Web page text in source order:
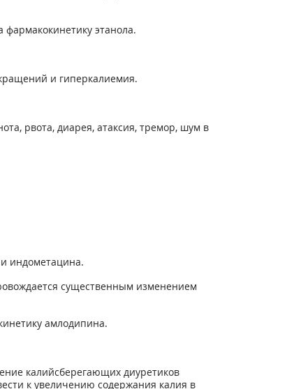
этанола.
и гиперкалиемия.
рвота, диарея, атаксия, тремор, шум в
индометацина.
существенным изменением
амлодипина.
калийсберегающих диуретиков
к увеличению содержания калия в